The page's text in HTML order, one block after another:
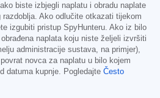
biste izbjegli naplatu i obradu naplate
Ako odlučite otkazati tijekom
izgubiti pristup SpyHunteru. Ako iz bilo
naplata koju niste željeli izvršiti
administracije sustava, na primjer),
novca za naplatu u bilo kojem
datuma kupnje. Pogledajte Često